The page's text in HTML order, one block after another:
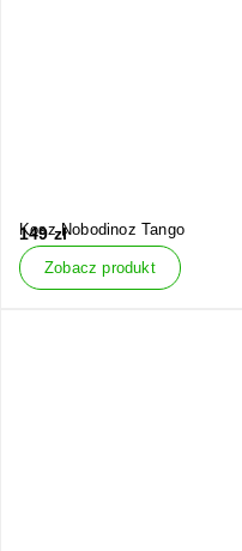
Kosz Nobodinoz Tango
149zł
Zobacz produkt